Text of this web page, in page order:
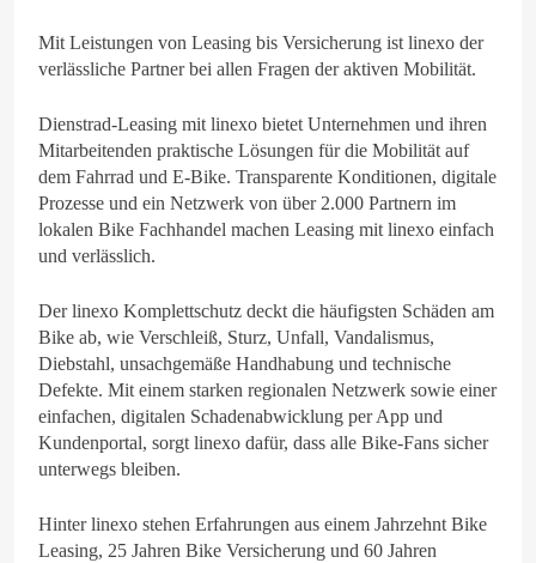
Mit Leistungen von Leasing bis Versicherung ist linexo der
verlässliche Partner bei allen Fragen der aktiven Mobilität.
Dienstrad-Leasing mit linexo bietet Unternehmen und ihren
Mitarbeitenden praktische Lösungen für die Mobilität auf
dem Fahrrad und E-Bike. Transparente Konditionen, digitale
Prozesse und ein Netzwerk von über 2.000 Partnern im
lokalen Bike Fachhandel machen Leasing mit linexo einfach
und verlässlich.
Der linexo Komplettschutz deckt die häufigsten Schäden am
Bike ab, wie Verschleiß, Sturz, Unfall, Vandalismus,
Diebstahl, unsachgemäße Handhabung und technische
Defekte. Mit einem starken regionalen Netzwerk sowie einer
einfachen, digitalen Schadenabwicklung per App und
Kundenportal, sorgt linexo dafür, dass alle Bike-Fans sicher
unterwegs bleiben.
Hinter linexo stehen Erfahrungen aus einem Jahrzehnt Bike
Leasing, 25 Jahren Bike Versicherung und 60 Jahren